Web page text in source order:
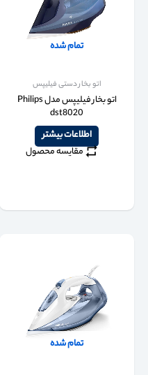
تمام شده
اتو بخار دستی فیلیپس
اتو بخار فیلیپس مدل Philips
dst8020
اطلاعات بیشتر
مقایسه محصول
تمام شده